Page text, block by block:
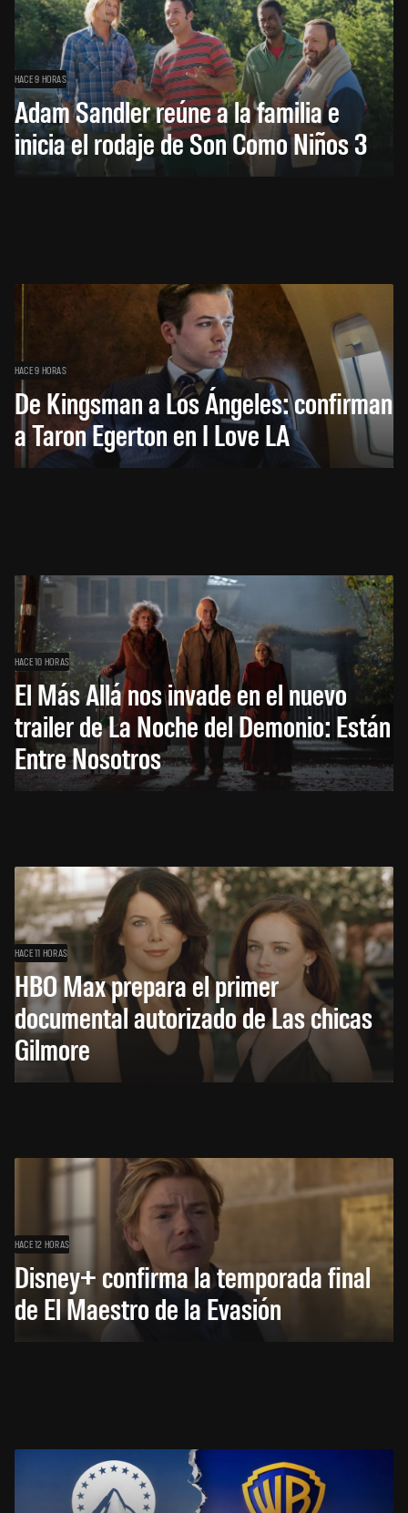
HACE 9 HORAS
Adam Sandler reúne a la familia e
inicia el rodaje de Son Como Niños 3
HACE 9 HORAS
De Kingsman a Los Ángeles: confirman
a Taron Egerton en I Love LA
HACE 10 HORAS
El Más Allá nos invade en el nuevo
trailer de La Noche del Demonio: Están
Entre Nosotros
HACE 11 HORAS
HBO Max prepara el primer
documental autorizado de Las chicas
Gilmore
HACE 12 HORAS
Disney+ confirma la temporada final
de El Maestro de la Evasión